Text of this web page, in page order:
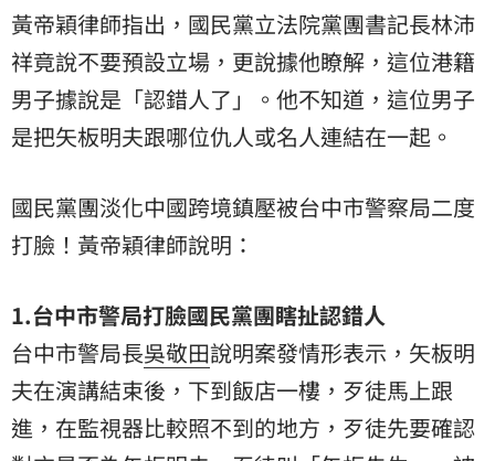
黃帝穎律師指出，國民黨立法院黨團書記長林沛
祥竟說不要預設立場，更說據他瞭解，這位港籍
男子據說是「認錯人了」。他不知道，這位男子
是把矢板明夫跟哪位仇人或名人連結在一起。
國民黨團淡化中國跨境鎮壓被台中市警察局二度
打臉！黃帝穎律師說明：
1.台中市警局打臉國民黨團瞎扯認錯人
台中市警局長吳敬田說明案發情形表示，矢板明
夫在演講結束後，下到飯店一樓，歹徒馬上跟
進，在監視器比較照不到的地方，歹徒先要確認